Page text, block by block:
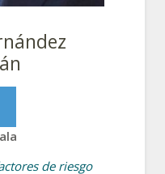
de riesgo